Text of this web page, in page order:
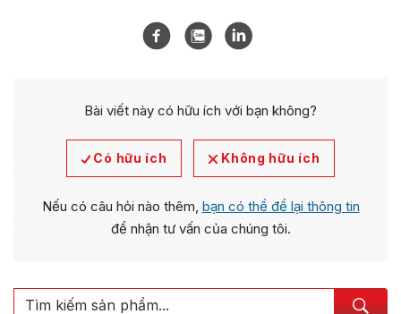
Bài viết này có hữu ích với bạn không?
Có hữu ích Không hữu ích
Nếu có câu hỏi nào thêm, bạn có thể để lại thông tin
để nhận tư vấn của chúng tôi.